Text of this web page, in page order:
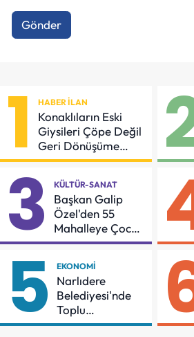
Gönder
1 HABER İLAN
Konaklıların Eski
Giysileri Çöpe Değil
Geri Dönüşüme
Gidiyor
3 KÜLTÜR-SANAT
Başkan Galip
Özel'den 55
Mahalleye Çocuk
Şenliği
5 EKONOMI
Narlıdere
Belediyesi'nde
Toplu
Sözleşmeye